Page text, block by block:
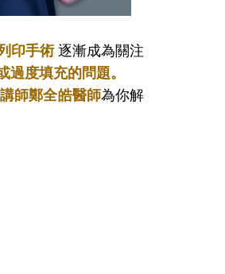
印手術 逐漸成為關注
過度填充的問題。
講師鄭全皓醫師為你解